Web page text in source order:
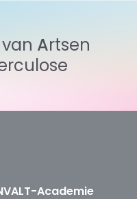
van
Artsen
Academie